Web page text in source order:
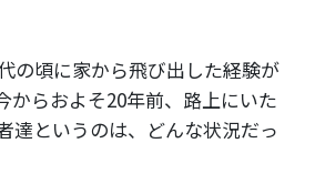
の頃に家から飛び出した経験が
からおよそ20年前、路上にいた
達というのは、どんな状況だっ